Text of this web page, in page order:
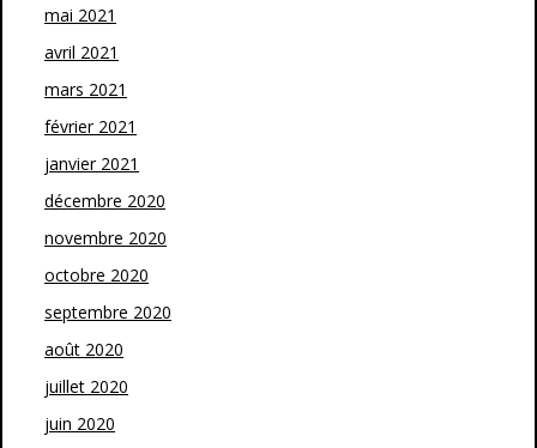
mai 2021
avril 2021
mars 2021
février 2021
janvier 2021
décembre 2020
novembre 2020
octobre 2020
septembre 2020
août 2020
juillet 2020
juin 2020